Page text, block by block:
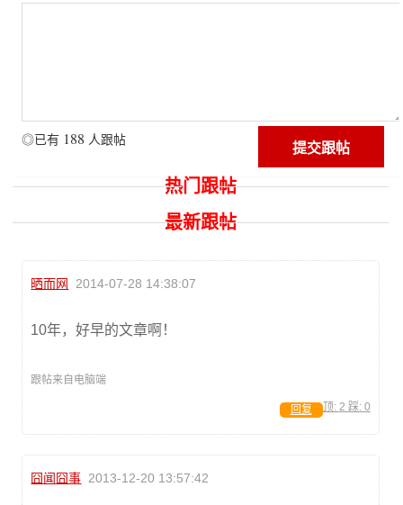
◎已有 188 人跟帖
热门跟帖
最新跟帖
晒而网 2014-07-28 14:38:07
10年，好早的文章啊！
跟帖来自电脑端
顶: 2 踩: 0
回复
囧闻囧事 2013-12-20 13:57:42